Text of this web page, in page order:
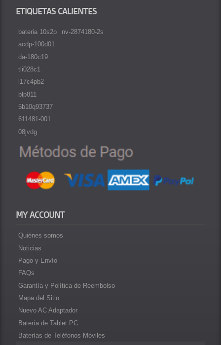
ETIQUETAS CALIENTES
bateria 10s2p
acdp-100d01
da-180c19
tli028c1
l17c4pb2
blp811
5b10q93737
611481-001
08jvdg
nv-2874180-2s
MY ACCOUNT
Quiénes somos
Noticias
Pago y Envío
FAQs
Garantía y Política de Reembolso
Mapa del Sitio
Nuevo AC Adaptador
Batería de Tablet PC
Baterías de Teléfonos Móviles